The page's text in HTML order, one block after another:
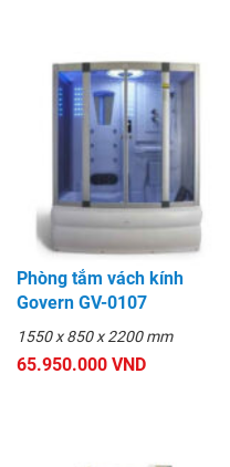
Phòng tắm vách kính
Govern GV-0107
1550 x 850 x 2200 mm
65.950.000 VND